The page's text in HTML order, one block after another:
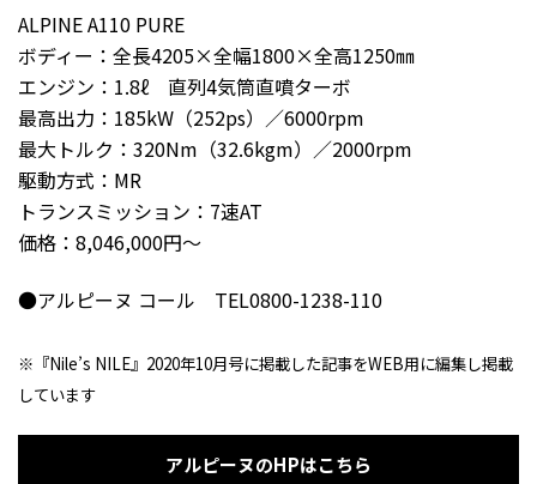
ALPINE A110 PURE
ボディー：全長4205×全幅1800×全高1250㎜
エンジン：1.8ℓ 直列4気筒直噴ターボ
最高出力：185kW（252ps）／6000rpm
最大トルク：320Nm（32.6kgm）／2000rpm
駆動方式：MR
トランスミッション：7速AT
価格：8,046,000円～
●アルピーヌ コール TEL0800-1238-110
※『Nile’s NILE』2020年10月号に掲載した記事をWEB用に編集し掲載
しています
アルピーヌのHPはこちら